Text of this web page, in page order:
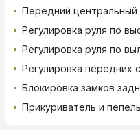
Передний центральный
Регулировка руля по
Регулировка руля по
Регулировка передних
Блокировка замков
Прикуриватель и